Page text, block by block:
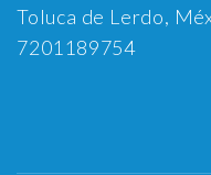
Toluca de Lerdo,
7201189754